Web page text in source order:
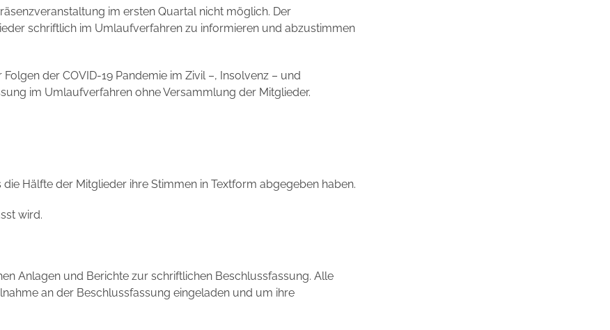
im ersten Quartal nicht möglich. Der
schriftlich im Umlaufverfahren zu informieren und abzustimmen
der COVID-19 Pandemie im Zivil –, Insolvenz – und
im Umlaufverfahren ohne Versammlung der Mitglieder.
Hälfte der Mitglieder ihre Stimmen in Textform abgegeben haben.
wird.
Anlagen und Berichte zur schriftlichen Beschlussfassung. Alle
an der Beschlussfassung eingeladen und um ihre